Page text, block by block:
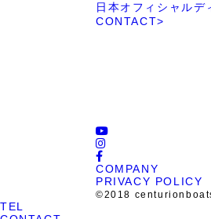
日本オフィシャルデ
CONTACT>
COMPANY
PRIVACY POLICY
©︎2018
TEL